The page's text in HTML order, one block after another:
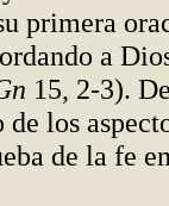
primera
a
15, 2-3).
los
de la fe